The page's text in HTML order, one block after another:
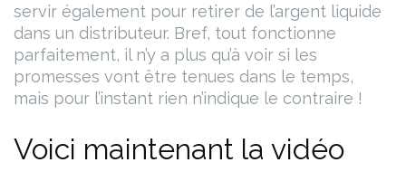
servir également pour retirer de l’argent liquide
dans un distributeur. Bref, tout fonctionne
parfaitement, il n’y a plus qu’à voir si les
promesses vont être tenues dans le temps,
mais pour l’instant rien n’indique le contraire !
Voici maintenant la vidéo